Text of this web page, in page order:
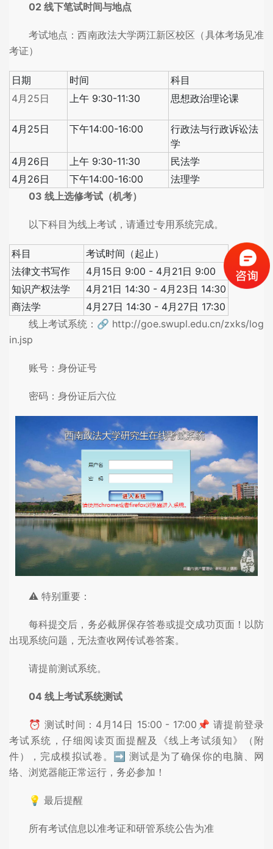
02 线下笔试时间与地点
考试地点：西南政法大学两江新区校区（具体考场见准
考证）
日期 时间
科目
4月25日
上午 9:30-11:30 思想政治理论课
4月25日 下午14:00-16:00
行政法与行政诉讼法
学
4月26日
上午 9:30-11:30
民法学
4月26日
下午14:00-16:00
法理学
03 线上选修考试（机考）
以下科目为线上考试，请通过专用系统完成。
科目
考试时间（起止）
法律文书写作
4月15日 9:00 - 4月21日 9:00
知识产权法学
4月21日 14:30 - 4月23日 14:30
商法学
4月27日 14:30 - 4月27日 17:30
线上考试系统：🔗 http://goe.swupl.edu.cn/zxks/log
in.jsp
账号：身份证号
密码：身份证后六位
⚠️ 特别重要：
每科提交后，务必截屏保存答卷或提交成功页面！以防
出现系统问题，无法查收网传试卷答案。
请提前测试系统。
04 线上考试系统测试
⏰ 测试时间：4月14日 15:00 - 17:00📌 请提前登录
考试系统，仔细阅读页面提醒及《线上考试须知》（附
件），完成模拟试卷。➡️ 测试是为了确保你的电脑、网
络、浏览器能正常运行，务必参加！
💡 最后提醒
所有考试信息以准考证和研管系统公告为准